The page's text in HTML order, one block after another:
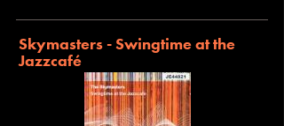
Skymasters - Swingtime at the
Jazzcafé